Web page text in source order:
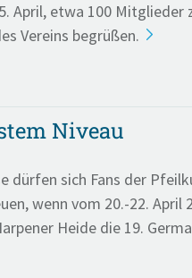
April, etwa 100 Mitglieder
Vereins begrüßen.
Niveau
dürfen sich Fans der
wenn vom 20.-22. April
Heide die 19.